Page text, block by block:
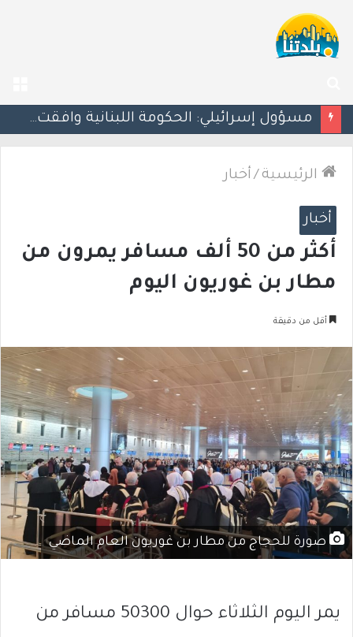
عن
بزشكيان يلوّح بالاستقالة للضغط نحو اتفاق مع واشنطن
الرئيسية / أخبار
أخبار
أكثر من 50 ألف مسافر يمرون من
مطار بن غوريون اليوم
أقل من دقيقة
صورة للحجاج من مطار بن غوريون العام الماضي
يمر اليوم الثلاثاء حوال 50300 مسافر من